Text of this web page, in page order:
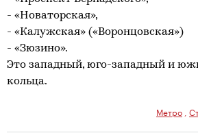
- «Новаторская»,
- «Калужская» («Воронцовская»)
- «Зюзино».
Это западный, юго-западный и
кольца.
Метро